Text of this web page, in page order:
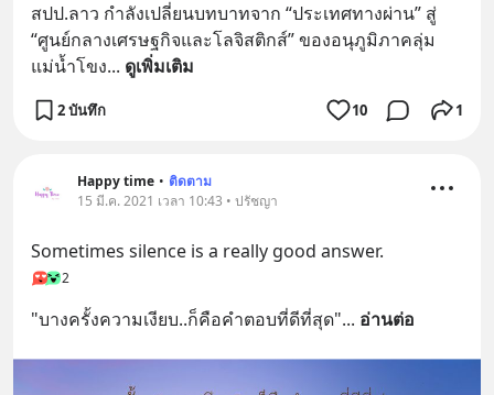
สปป.ลาว กำลังเปลี่ยนบทบาทจาก “ประเทศทางผ่าน” สู่
“ศูนย์กลางเศรษฐกิจและโลจิสติกส์” ของอนุภูมิภาคลุ่ม
แม่น้ำโขง... ดูเพิ่มเติม
2 บันทึก 10 1
Happy time • ติดตาม
15 มี.ค. 2021 เวลา 10:43 • ปรัชญา
Sometimes silence is a really good answer.
2
"บางครั้งความเงียบ..ก็คือคำตอบที่ดีที่สุด"... อ่านต่อ